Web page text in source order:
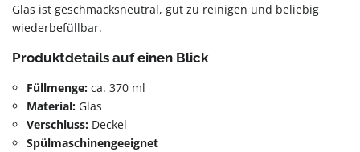
Glas ist geschmacksneutral, gut zu reinigen und beliebig
wiederbefüllbar.
Produktdetails auf einen Blick
Füllmenge: ca. 370 ml
Material: Glas
Verschluss: Deckel
Spülmaschinengeeignet